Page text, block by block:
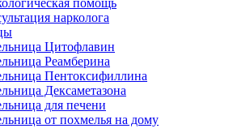
нарколога
Цитофлавин
Реамберина
Пентоксифиллина
Дексаметазона
для печени
от похмелья на дому